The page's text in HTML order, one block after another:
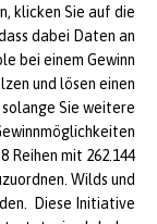
klicken Sie auf die
dabei Daten an
bei einem Gewinn
und lösen einen
solange Sie weitere
Reihen mit 262.144
Wilds und
Diese Initiative